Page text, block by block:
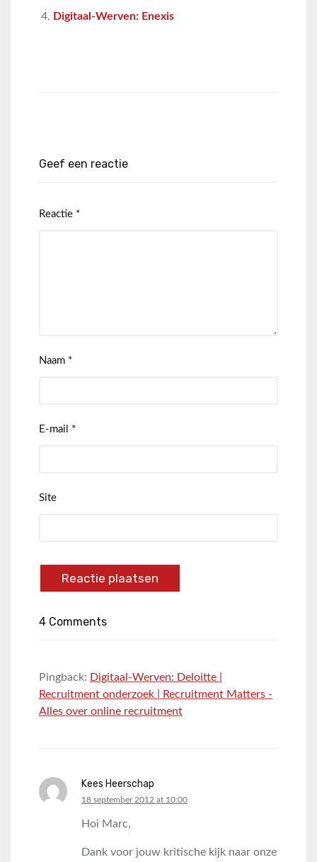
Digitaal-Werven: Enexis
Geef een reactie
Reactie *
Naam *
E-mail *
Site
4 Comments
Pingback: Digitaal-Werven: Deloitte |
Recruitment onderzoek | Recruitment Matters -
Alles over online recruitment
Kees Heerschap
says:
18 september 2012 at 10:00
Hoi Marc,
Dank voor jouw kritische kijk naar onze